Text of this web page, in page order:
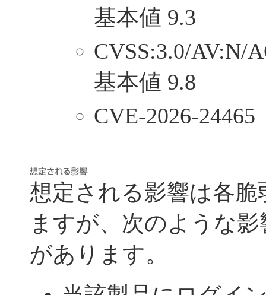
基本値 9.3
CVSS:3.0/AV:N/
基本値 9.8
CVE-2026-24465
想定される影響は各
ますが、次のような
があります。